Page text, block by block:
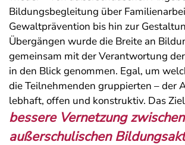
Bildungsbegleitung über
Gewaltprävention bis hin zur
Übergängen wurde die Breite an
gemeinsam mit der Verantwortung
in den Blick genommen. Egal, um
die Teilnehmenden gruppierten – der
lebhaft, offen und konstruktiv. Das
bessere Vernetzung
außerschulischen